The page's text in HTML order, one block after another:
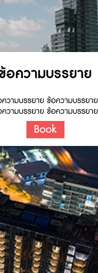
อความบรรยาย
วามบรรยาย ข้อความบรรยาย
วามบรรยาย ข้อความบรรยาย
Book